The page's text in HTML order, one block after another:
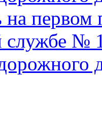
на
службе №